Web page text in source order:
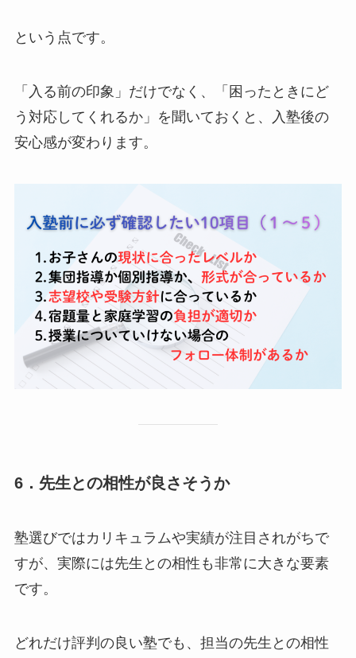
という点です。
「入る前の印象」だけでなく、「困ったときにど
う対応してくれるか」を聞いておくと、入塾後の
安心感が変わります。
6．先生との相性が良さそうか
塾選びではカリキュラムや実績が注目されがちで
すが、実際には先生との相性も非常に大きな要素
です。
どれだけ評判の良い塾でも、担当の先生との相性